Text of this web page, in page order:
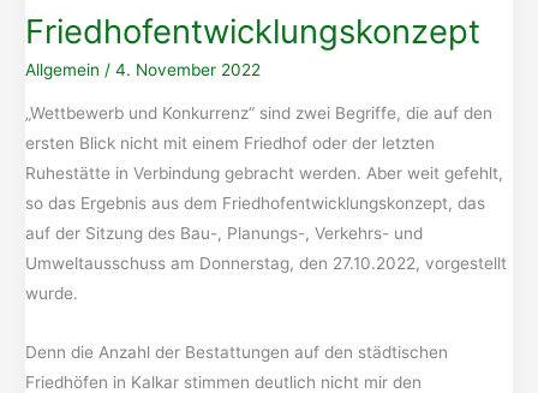
Friedhofentwicklungskonzept
Allgemein /4. November 2022
„Wettbewerb und Konkurrenz“ sind zwei Begriffe, die auf den
ersten Blick nicht mit einem Friedhof oder der letzten
Ruhestätte in Verbindung gebracht werden. Aber weit gefehlt,
so das Ergebnis aus dem Friedhofentwicklungskonzept, das
auf der Sitzung des Bau-, Planungs-, Verkehrs- und
Umweltausschuss am Donnerstag, den 27.10.2022, vorgestellt
wurde.
Denn die Anzahl der Bestattungen auf den städtischen
Friedhöfen in Kalkar stimmen deutlich nicht mir den